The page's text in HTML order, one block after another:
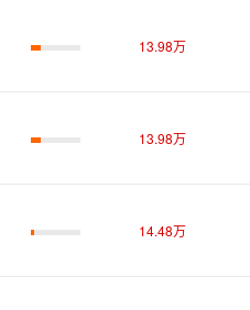
13.98万
13.98万
14.48万